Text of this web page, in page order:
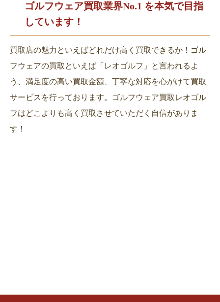
ゴルフウェア買取業界No.1 を本気で目指
しています！
買取店の魅力といえばどれだけ高く買取できるか！ゴル
フウェアの買取といえば「レオゴルフ」と言われるよ
う、満足度の高い買取金額、丁寧な対応を心がけて買取
サービスを行っております。ゴルフウェア買取レオゴル
フはどこよりも高く買取させていただく自信がありま
す！